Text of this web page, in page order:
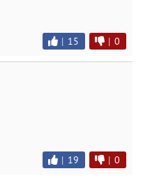
| 15 | 0
| 19 | 0